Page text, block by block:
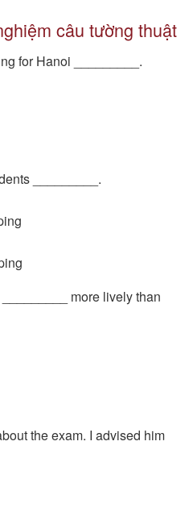
câu tường thuật
for Hanoi _________.
_________.
more lively than
the exam. I advised him